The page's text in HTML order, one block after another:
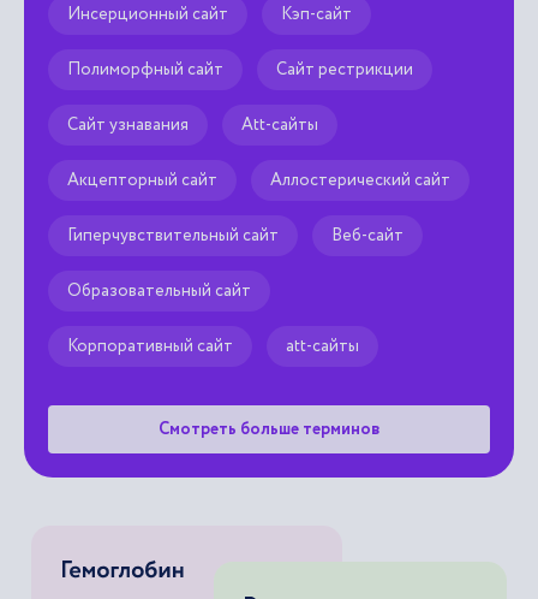
Инсерционный сайт Кэп-сайт
Полиморфный сайт Сайт рестрикции
Сайт узнавания Att-сайты
Акцепторный сайт Аллостерический сайт
Гиперчувствительный сайт Веб-сайт
Образовательный сайт
Корпоративный сайт att-сайты
Смотреть больше терминов